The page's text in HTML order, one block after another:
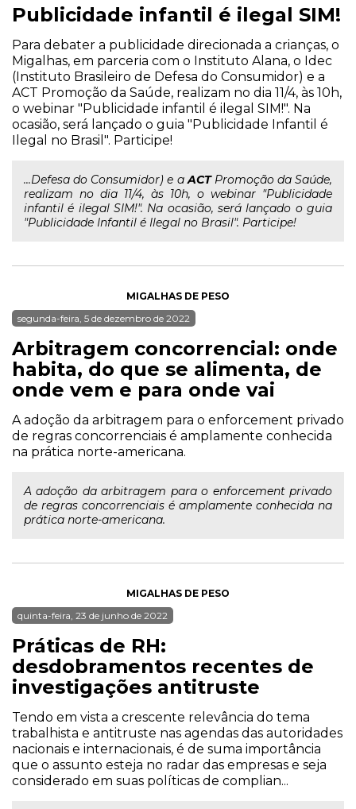
Publicidade infantil é ilegal SIM!
Para debater a publicidade direcionada a crianças, o
Migalhas, em parceria com o Instituto Alana, o Idec
(Instituto Brasileiro de Defesa do Consumidor) e a
ACT Promoção da Saúde, realizam no dia 11/4, às 10h,
o webinar "Publicidade infantil é ilegal SIM!". Na
ocasião, será lançado o guia "Publicidade Infantil é
Ilegal no Brasil". Participe!
...Defesa do Consumidor) e aACTPromoção da Saúde,
realizam no dia 11/4, às 10h, o webinar "Publicidade
infantil é ilegal SIM!". Na ocasião, será lançado o guia
"Publicidade Infantil é Ilegal no Brasil". Participe!
MIGALHAS DE PESO
segunda-feira, 5 de dezembro de 2022
Arbitragem concorrencial: onde
habita, do que se alimenta, de
onde vem e para onde vai
A adoção da arbitragem para o enforcement privado
de regras concorrenciais é amplamente conhecida
na prática norte-americana.
A adoção da arbitragem para o enforcement privado
de regras concorrenciais é amplamente conhecida na
prática norte-americana.
MIGALHAS DE PESO
quinta-feira, 23 de junho de 2022
Práticas de RH:
desdobramentos recentes de
investigações antitruste
Tendo em vista a crescente relevância do tema
trabalhista e antitruste nas agendas das autoridades
nacionais e internacionais, é de suma importância
que o assunto esteja no radar das empresas e seja
considerado em suas políticas de complian...